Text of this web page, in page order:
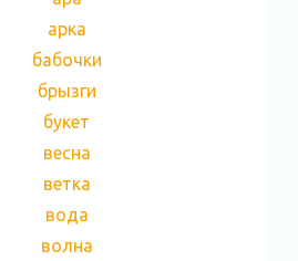
арка
бабочки
брызги
букет
весна
ветка
вода
волна